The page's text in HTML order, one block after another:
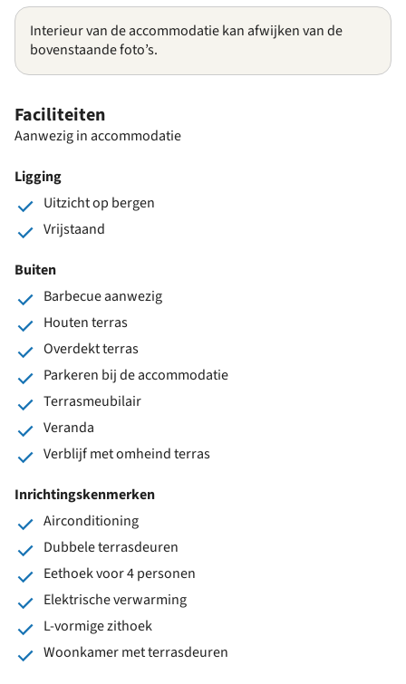
Interieur van de accommodatie kan afwijken van de
bovenstaande foto’s.
Faciliteiten
Aanwezig in accommodatie
Ligging
Uitzicht op bergen
Vrijstaand
Buiten
Barbecue aanwezig
Houten terras
Overdekt terras
Parkeren bij de accommodatie
Terrasmeubilair
Veranda
Verblijf met omheind terras
Inrichtingskenmerken
Airconditioning
Dubbele terrasdeuren
Eethoek voor 4 personen
Elektrische verwarming
L-vormige zithoek
Woonkamer met terrasdeuren